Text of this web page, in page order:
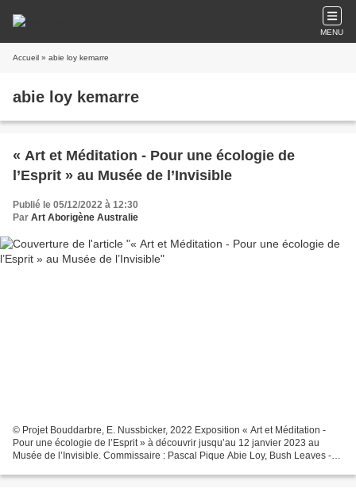
MENU
Accueil » abie loy kemarre
abie loy kemarre
« Art et Méditation - Pour une écologie de
l’Esprit » au Musée de l’Invisible
Publié le 05/12/2022 à 12:30
Par Art Aborigène Australie
© Projet Bouddarbre, E. Nussbicker, 2022 Exposition « Art et Méditation -
Pour une écologie de l’Esprit » à découvrir jusqu’au 12 janvier 2023 au
Musée de l’Invisible. Commissaire : Pascal Pique Abie Loy, Bush Leaves -